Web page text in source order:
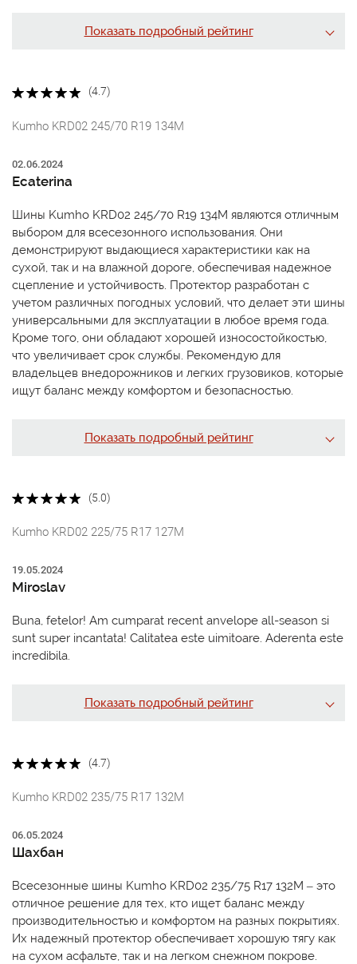
Показать подробный рейтинг
(4.7)
Kumho KRD02 245/70 R19 134M
02.06.2024
Ecaterina
Шины Kumho KRD02 245/70 R19 134M являются отличным
выбором для всесезонного использования. Они
демонстрируют выдающиеся характеристики как на
сухой, так и на влажной дороге, обеспечивая надежное
сцепление и устойчивость. Протектор разработан с
учетом различных погодных условий, что делает эти шины
универсальными для эксплуатации в любое время года.
Кроме того, они обладают хорошей износостойкостью,
что увеличивает срок службы. Рекомендую для
владельцев внедорожников и легких грузовиков, которые
ищут баланс между комфортом и безопасностью.
Показать подробный рейтинг
(5.0)
Kumho KRD02 225/75 R17 127M
19.05.2024
Miroslav
Buna, fetelor! Am cumparat recent anvelope all-season si
sunt super incantata! Calitatea este uimitoare. Aderenta este
incredibila.
Показать подробный рейтинг
(4.7)
Kumho KRD02 235/75 R17 132M
06.05.2024
Шахбан
Всесезонные шины Kumho KRD02 235/75 R17 132M – это
отличное решение для тех, кто ищет баланс между
производительностью и комфортом на разных покрытиях.
Их надежный протектор обеспечивает хорошую тягу как
на сухом асфальте, так и на легком снежном покрове.